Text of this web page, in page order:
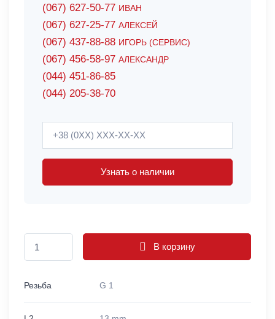
(067) 627-50-77 ИВАН
(067) 627-25-77 АЛЕКСЕЙ
(067) 437-88-88 ИГОРЬ (СЕРВИС)
(067) 456-58-97 АЛЕКСАНДР
(044) 451-86-85
(044) 205-38-70
Узнать о наличии
В корзину
Резьба G 1